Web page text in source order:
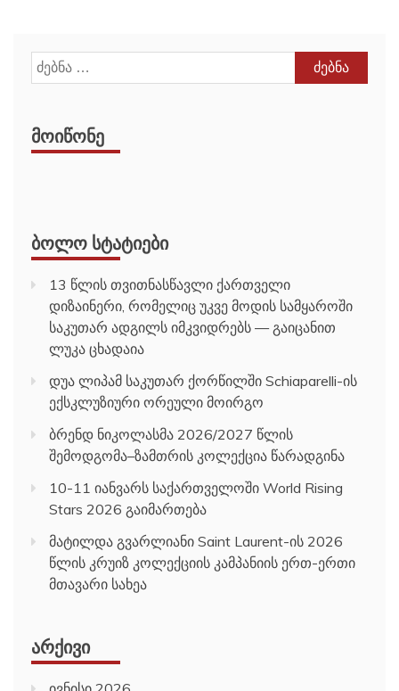
ძებნა:
ᲛᲝᲘᲬᲝᲜᲔ
ᲑᲝᲚᲝ ᲡᲢᲐᲢᲘᲔᲑᲘ
13 წლის თვითნასწავლი ქართველი
დიზაინერი, რომელიც უკვე მოდის სამყაროში
საკუთარ ადგილს იმკვიდრებს — გაიცანით
ლუკა ცხადაია
დუა ლიპამ საკუთარ ქორწილში Schiaparelli-ის
ექსკლუზიური ორეული მოირგო
ბრენდ ნიკოლასმა 2026/2027 წლის
შემოდგომა–ზამთრის კოლექცია წარადგინა
10-11 იანვარს საქართველოში World Rising
Stars 2026 გაიმართება
მატილდა გვარლიანი Saint Laurent-ის 2026
წლის კრუიზ კოლექციის კამპანიის ერთ-ერთი
მთავარი სახეა
ᲐᲠᲥᲘᲕᲘ